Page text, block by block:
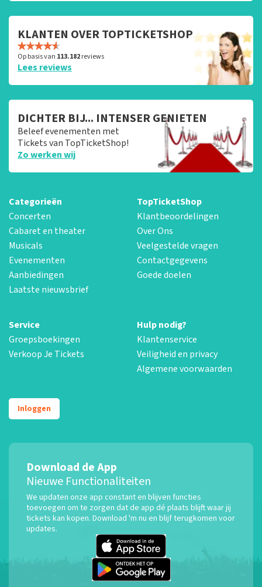
KLANTEN OVER TOPTICKETSHOP
Op basis van 113.182reviews
Lees reviews
DICHTER BIJ... INTENSER GENIETEN
Beleef evenementen met
Tickets van TopTicketShop!
Zo werken wij
Categorieën
Concerten
Cabaret en theater
Musicals
Evenementen
Aanbiedingen
Laatste nieuwsbrief
TopTicketShop
Klantbeoordelingen
Over Ons
Veelgestelde vragen
Contactgegevens
Goede doelen
Service
Groepsboekingen
Verkoop Je Tickets
Hulp nodig?
Klantenservice
Veiligheid en privacy
Algemene voorwaarden
Inloggen
Download de App
Nieuwe Functionaliteiten
We updaten onze app constant en blijven functies
toevoegen om te zorgen dat de app dé plaats blijft waar jij
tickets kan kopen. Download 'm nu en blijf terugkomen voor
updates.